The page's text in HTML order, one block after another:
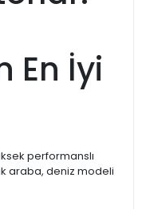
En İyi
performanslı
araba, deniz modeli